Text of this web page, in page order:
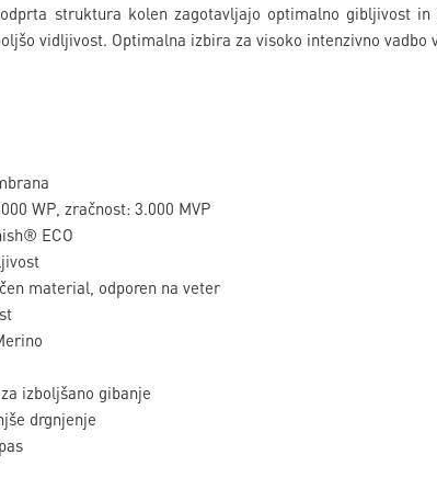
struktura kolen zagotavljajo optimalno gibljivost
vidljivost. Optimalna izbira za visoko intenzivno
WP, zračnost: 3.000 MVP
ECO
material, odporen na veter
izboljšano gibanje
drgnjenje